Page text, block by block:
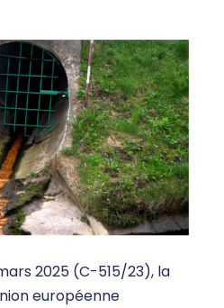
2025 (C-515/23), la
européenne